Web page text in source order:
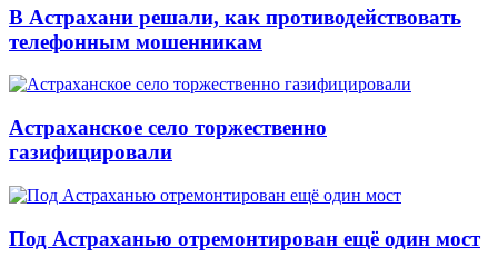
В Астрахани решали, как противодействовать
телефонным мошенникам
Астраханское село торжественно
газифицировали
Под Астраханью отремонтирован ещё один мост